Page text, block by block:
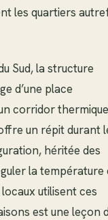
les quartiers
Sud, la structure
d’une place
corridor thermique
un répit durant
héritée des
la température
utilisent ces
est une leçon